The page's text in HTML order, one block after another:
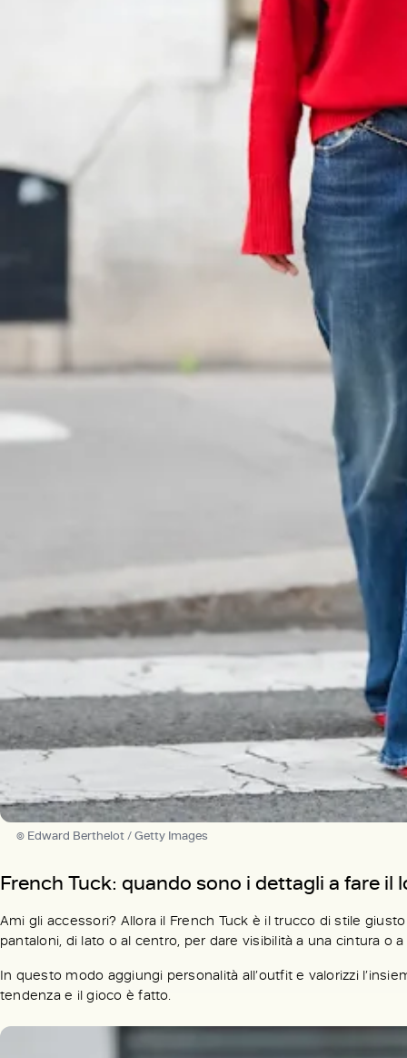
© Edward Berthelot / Getty Images
French Tuck: quando sono i dettagli a fare il
Ami gli accessori? Allora il French Tuck è il trucco di stile
pantaloni, di lato o al centro, per dare visibilità a una cintura o
In questo modo aggiungi personalità all’outfit e valorizzi
tendenza e il gioco è fatto.